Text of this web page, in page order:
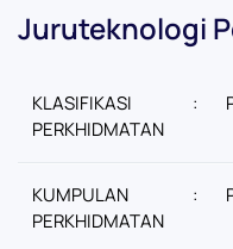
Juruteknologi
KLASIFIKASI
PERKHIDMATAN
:
KUMPULAN
PERKHIDMATAN
: